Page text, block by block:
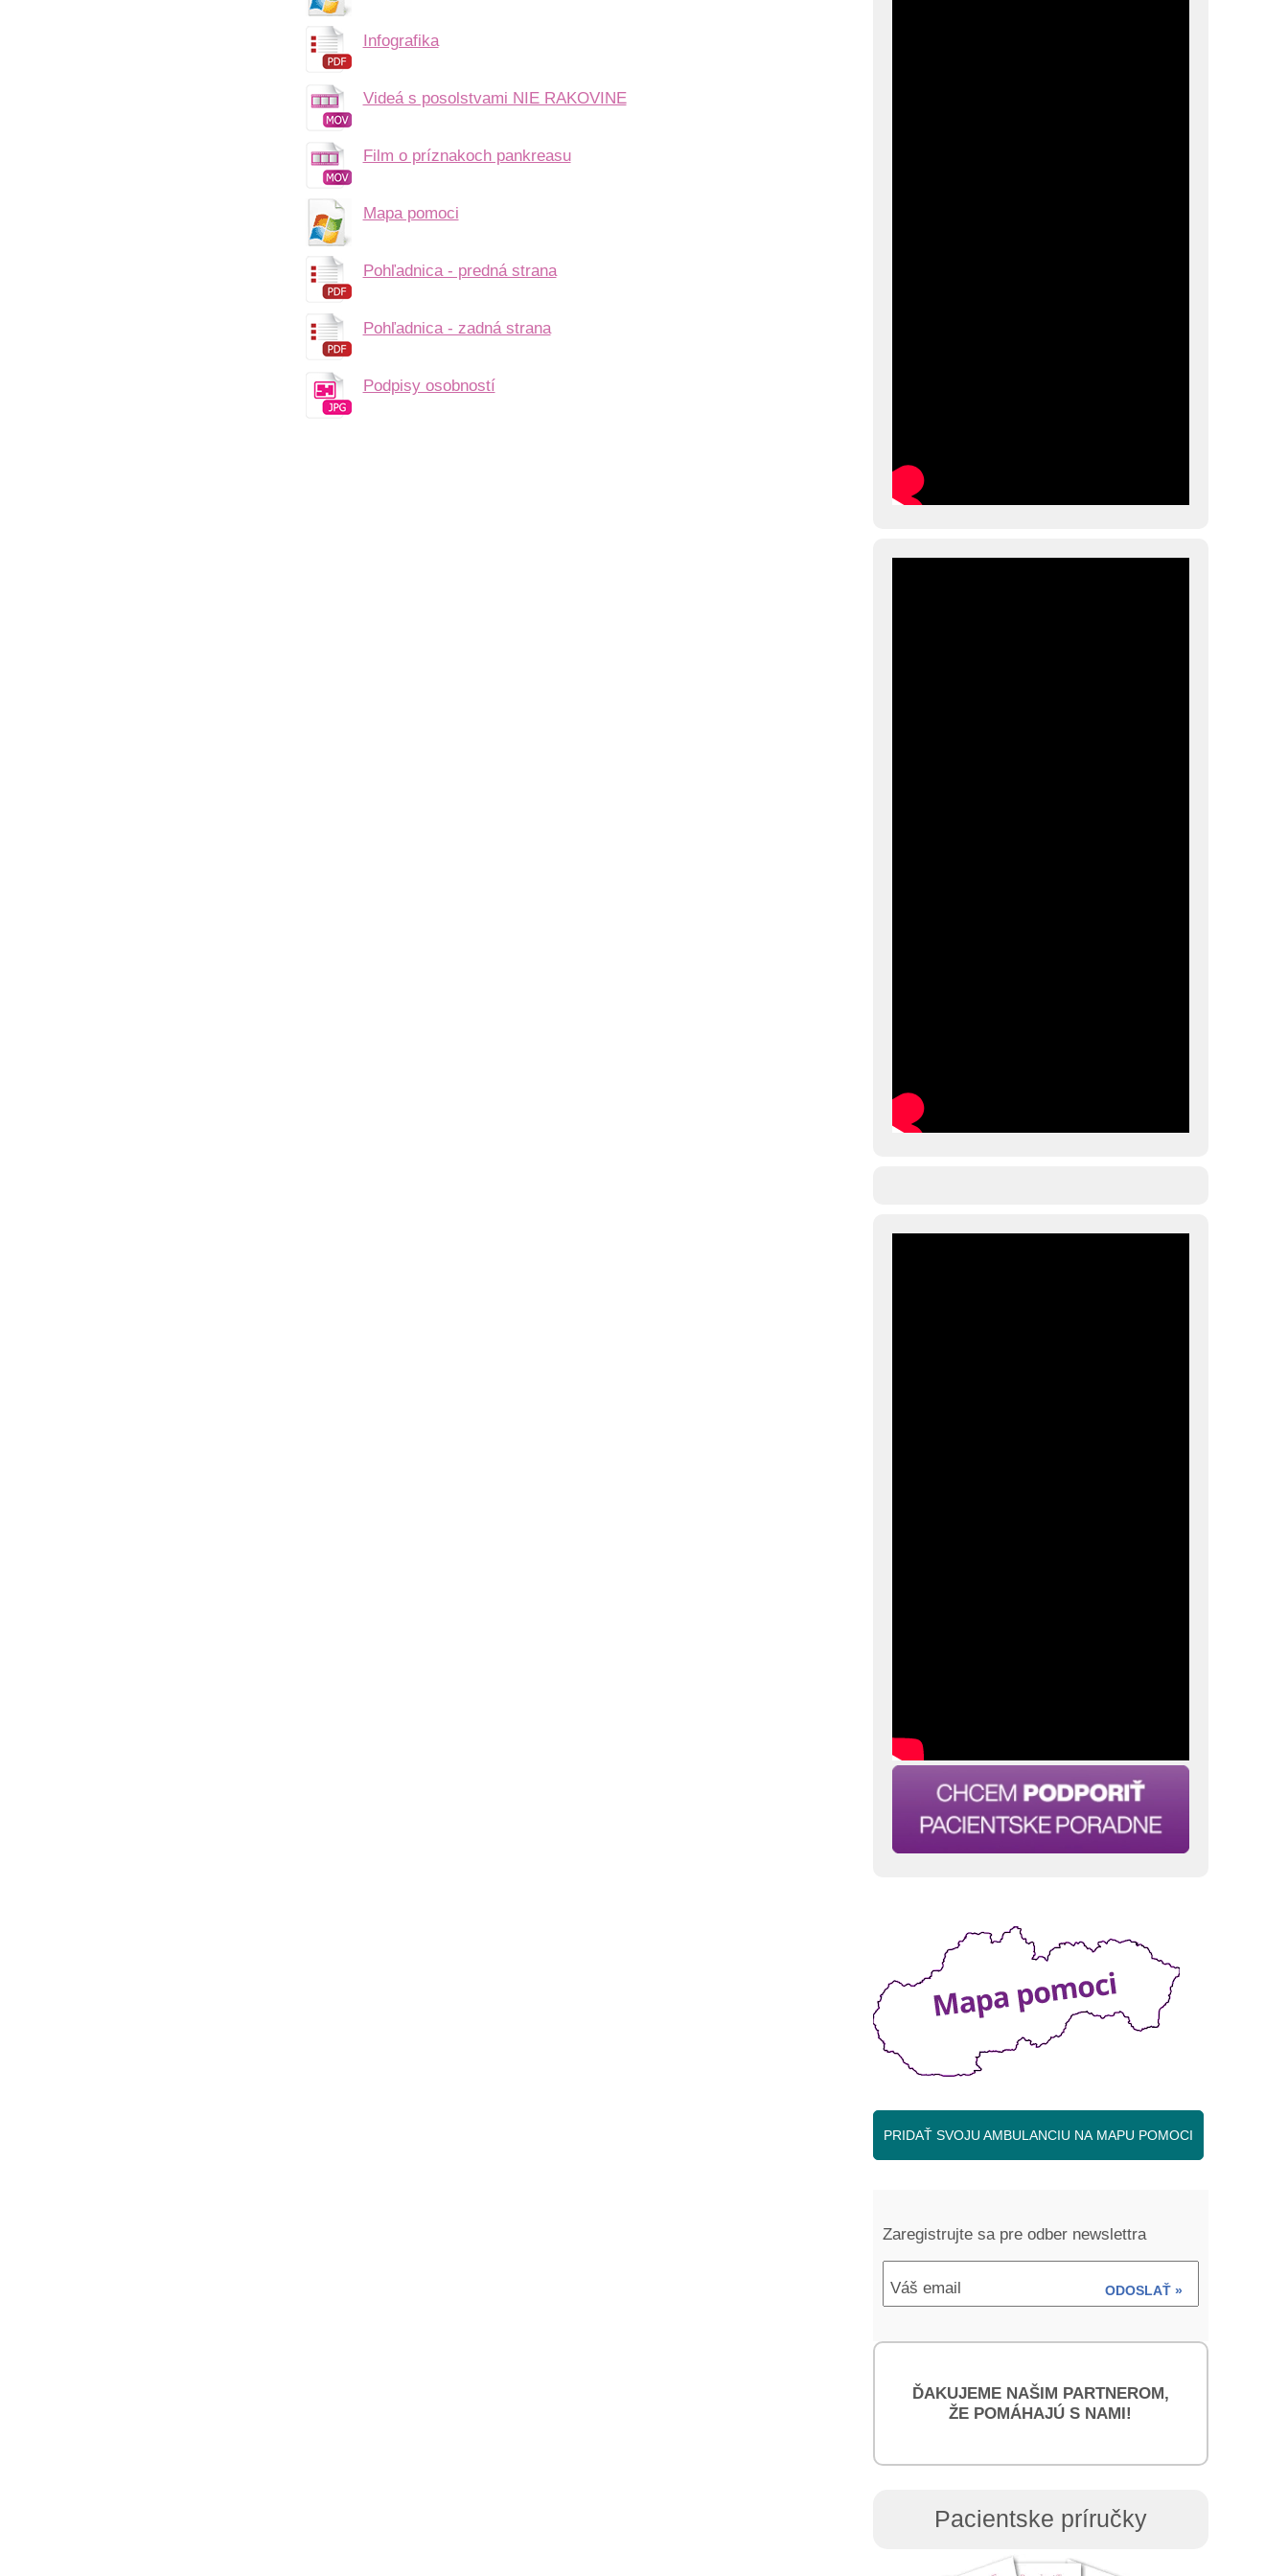
Infografika
Videá s posolstvami NIE RAKOVINE
Film o príznakoch pankreasu
Mapa pomoci
Pohľadnica - predná strana
Pohľadnica - zadná strana
Podpisy osobností
PRIDAŤ SVOJU AMBULANCIU NA MAPU POMOCI
Zaregistrujte sa pre odber newslettra
ODOSLAŤ »
Váš email
ĎAKUJEME NAŠIM PARTNEROM,
ŽE POMÁHAJÚ S NAMI!
Pacientske príručky